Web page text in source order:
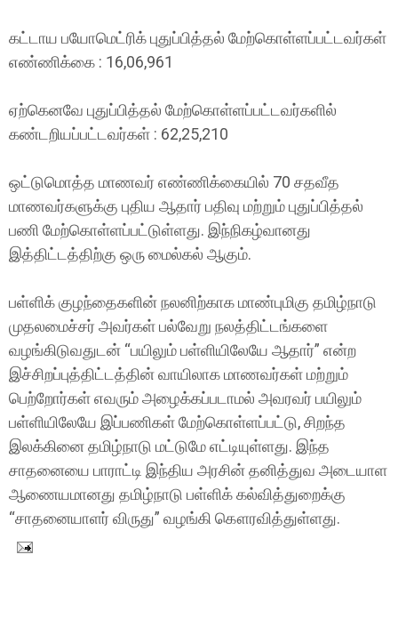
கட்டாய பயோமெட்ரிக் புதுப்பித்தல் மேற்கொள்ளப்பட்டவர்கள்
எண்ணிக்கை : 16,06,961
ஏற்கெனவே புதுப்பித்தல் மேற்கொள்ளப்பட்டவர்களில்
கண்டறியப்பட்டவர்கள் : 62,25,210
ஒட்டுமொத்த மாணவர் எண்ணிக்கையில் 70 சதவீத
மாணவர்களுக்கு புதிய ஆதார் பதிவு மற்றும் புதுப்பித்தல்
பணி மேற்கொள்ளப்பட்டுள்ளது. இந்நிகழ்வானது
இத்திட்டத்திற்கு ஒரு மைல்கல் ஆகும்.
பள்ளிக் குழந்தைகளின் நலனிற்காக மாண்புமிகு தமிழ்நாடு
முதலமைச்சர் அவர்கள் பல்வேறு நலத்திட்டங்களை
வழங்கிடுவதுடன் “பயிலும் பள்ளியிலேயே ஆதார்” என்ற
இச்சிறப்புத்திட்டத்தின் வாயிலாக மாணவர்கள் மற்றும்
பெற்றோர்கள் எவரும் அழைக்கப்படாமல் அவரவர் பயிலும்
பள்ளியிலேயே இப்பணிகள் மேற்கொள்ளப்பட்டு, சிறந்த
இலக்கினை தமிழ்நாடு மட்டுமே எட்டியுள்ளது. இந்த
சாதனையை பாராட்டி இந்திய அரசின் தனித்துவ அடையாள
ஆணையமானது தமிழ்நாடு பள்ளிக் கல்வித்துறைக்கு
“சாதனையாளர் விருது” வழங்கி கௌரவித்துள்ளது.